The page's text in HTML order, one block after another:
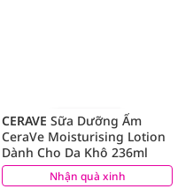
Nhận quà xinh
CERAVE Sữa Dưỡng Ẩm
CeraVe Moisturising Lotion
Dành Cho Da Khô 236ml
(1)